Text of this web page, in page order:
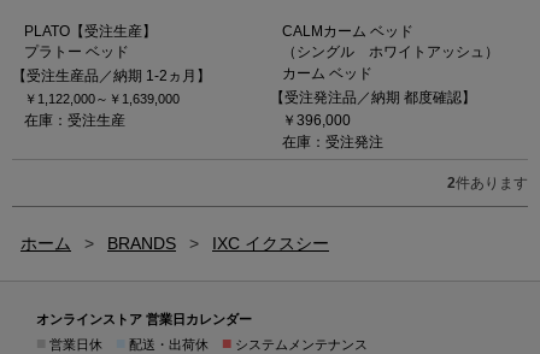
PLATO【受注生産】
プラトー ベッド
【受注生産品／納期 1-2ヵ月】
￥1,122,000～ ￥1,639,000
在庫：受注生産
CALMカーム ベッド
（シングル ホワイトアッシュ）
カーム ベッド
【受注発注品／納期 都度確認】
￥396,000
在庫：受注発注
2件あります
ホーム > BRANDS > IXC イクスシー
オンラインストア 営業日カレンダー
営業日休 配送・出荷休 ■ システムメンテナンス